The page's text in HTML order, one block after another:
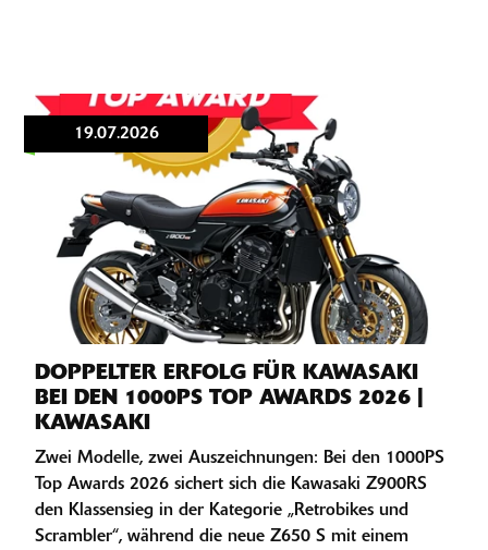
19.07.2026
DOPPELTER ERFOLG FÜR KAWASAKI
BEI DEN 1000PS TOP AWARDS 2026 |
KAWASAKI
Zwei Modelle, zwei Auszeichnungen: Bei den 1000PS
Top Awards 2026 sichert sich die Kawasaki Z900RS
den Klassensieg in der Kategorie „Retrobikes und
Scrambler“, während die neue Z650 S mit einem